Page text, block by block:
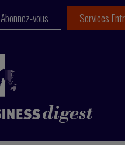
Abonnez-vous Services